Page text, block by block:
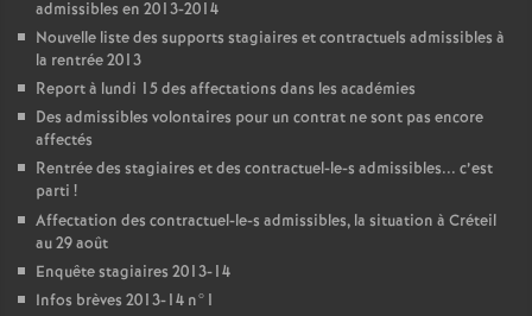
admissibles en 2013-2014
Nouvelle liste des supports stagiaires et contractuels admissibles à
la rentrée 2013
Report à lundi 15 des affectations dans les académies
Des admissibles volontaires pour un contrat ne sont pas encore
affectés
Rentrée des stagiaires et des contractuel-le-s admissibles... c’est
parti !
Affectation des contractuel-le-s admissibles, la situation à Créteil
au 29 août
Enquête stagiaires 2013-14
Infos brèves 2013-14 n°1